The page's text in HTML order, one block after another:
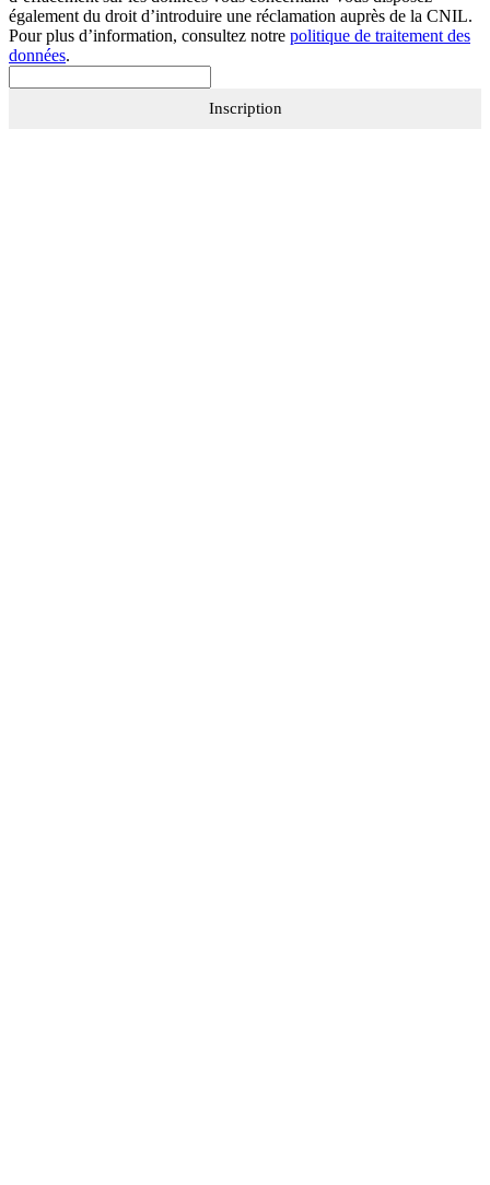
également du droit d’introduire une réclamation auprès de la CNIL.
Pour plus d’information, consultez notre politique de traitement des
données.
Inscription